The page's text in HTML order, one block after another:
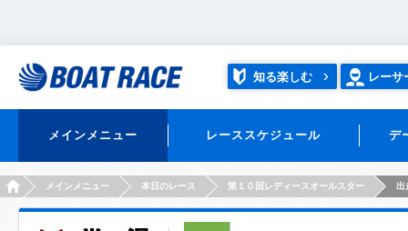
知る楽しむ レーサ
メインメニュー レーススケジュール デ
HOMEメインメニュー 本日のレース 第１０回レディースオールスター 出